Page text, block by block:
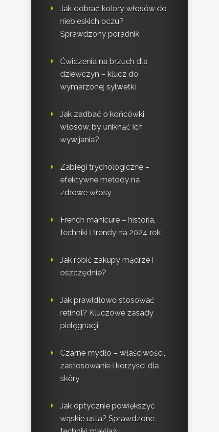
Jak dobrać kolory włosów do
niebieskich oczu?
Sprawdzony poradnik
Ćwiczenia na brzuch dla
dziewczyn – klucz do
wymarzonej sylwetki
Jak zadbać o końcówki
włosów, by uniknąć ich
wywijania?
Zabiegi trychologiczne –
efektywne metody na
zdrowe włosy
French manicure – historia,
techniki i trendy na 2024 rok
Jak robić zakupy mądrze i
oszczędnie?
Jak prawidłowo stosować
retinol? Kluczowe zasady
pielęgnacji
Czarne mydło – właściwości,
zastosowanie i korzyści dla
skóry
Jak optycznie powiększyć
wąskie usta? Sprawdzone